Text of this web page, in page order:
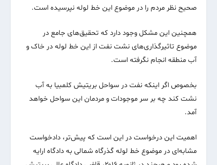
صحیح نظر مردم را در موضوع این خط لوله نپرسیده است.
همچنین این مشکل وجود دارد که تحقیق‌های جامع در
موضوع تاثیرگذاری‌های نشت نفت از این خط لوله در خاک و
آب منطقه انجام نگرفته است.
بخصوص اگر اینکه نفت در سواحل بریتیش کلمبیا به آب
نشت کند چه بر سر موجودات و مردمان این سواحل خواهد
آمد.
اهمیت این درخواست در این است که پیش‌تر، دادخواست
مشابه‌ای در موضوع خط لوله گذرگاه شمالی به دادگاه ارایه